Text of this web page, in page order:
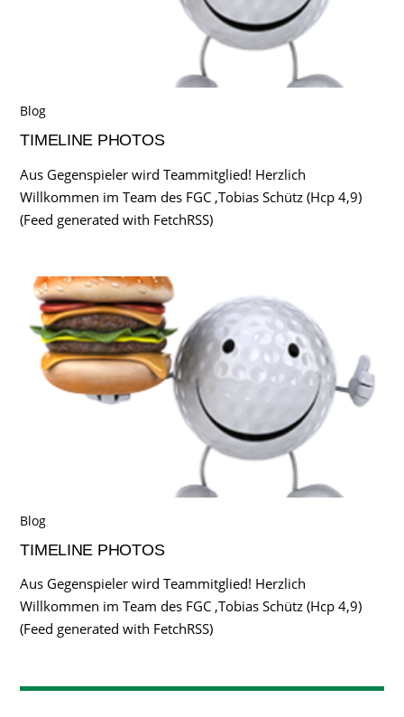
Blog
TIMELINE PHOTOS
Aus Gegenspieler wird Teammitglied! Herzlich
Willkommen im Team des FGC ,Tobias Schütz (Hcp 4,9)
(Feed generated with FetchRSS)
Blog
TIMELINE PHOTOS
Aus Gegenspieler wird Teammitglied! Herzlich
Willkommen im Team des FGC ,Tobias Schütz (Hcp 4,9)
(Feed generated with FetchRSS)